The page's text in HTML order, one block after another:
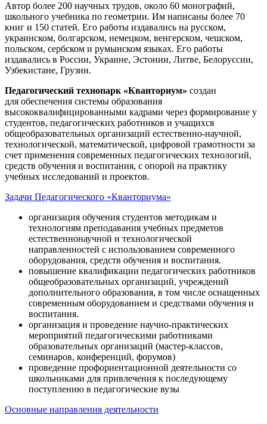
Автор более 200 научных трудов, около 60 монографий,
школьного учебника по геометрии. Им написаны более 70
книг и 150 статей. Его работы издавались на русском,
украинском, болгарском, немецком, венгерском, чешском,
польском, сербском и румынском языках. Его работы
издавались в России, Украине, Эстонии, Литве, Белоруссии,
Узбекистане, Грузии.
Педагогический технопарк «Кванториум» создан
для обеспечения системы образования
высококвалифицированными кадрами через формирование у
студентов, педагогических работников и учащихся
общеобразовательных организаций естественно-научной,
технологической, математической, цифровой грамотности за
счет применения современных педагогических технологий,
средств обучения и воспитания, с опорой на практику
учебных исследований и проектов.
Задачи Педагогического «Кванториума»
организация обучения студентов методикам и
технологиям преподавания учебных предметов
естественнонаучной и технологической
направленностей с использованием современного
оборудования, средств обучения и воспитания.
повышение квалификации педагогических работников
общеобразовательных организаций, учреждений
дополнительного образования, в том числе оснащенных
современным оборудованием и средствами обучения и
воспитания.
организация и проведение научно-практических
мероприятий педагогическими работниками
образовательных организаций (мастер-классов,
семинаров, конференций, форумов)
проведение профориентационной деятельности со
школьниками для привлечения к последующему
поступлению в педагогические вузы
Основные направления деятельности